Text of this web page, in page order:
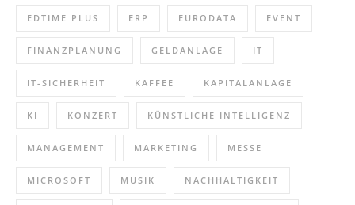
EDTIME PLUS ERP EURODATA EVENT
FINANZPLANUNG GELDANLAGE IT
IT-SICHERHEIT KAFFEE KAPITALANLAGE
KI KONZERT KÜNSTLICHE INTELLIGENZ
MANAGEMENT MARKETING MESSE
MICROSOFT MUSIK NACHHALTIGKEIT